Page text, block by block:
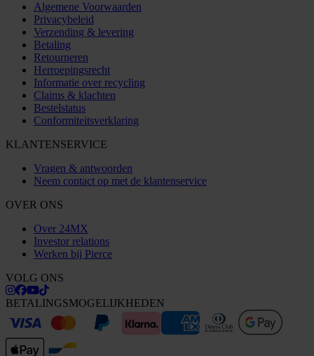
Algemene Voorwaarden
Privacybeleid
Verzending & levering
Betaling
Retourneren
Herroepingsrecht
Informatie over recycling
Claims & klachten
Bestelstatus
Conformiteitsverklaring
KLANTENSERVICE
Vragen & antwoorden
Neem contact op met de klantenservice
OVER ONS
Over 24MX
Investor relations
Werken bij Pierce
VOLG ONS
BETALINGSMOGELIJKHEDEN